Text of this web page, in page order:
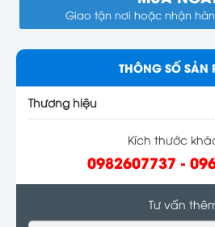
Giao tận nơi hoặc nhận
THÔNG SỐ SẢN
Thương hiệu
Kích thước
0982607737 -
Tư vấn